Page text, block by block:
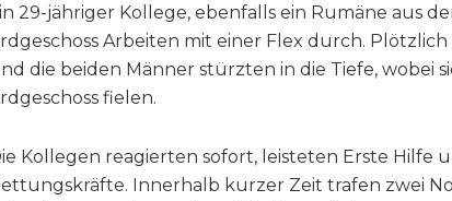
29-jähriger Kollege, ebenfalls ein Rumäne aus
Arbeiten mit einer Flex durch.
die beiden Männer stürzten in die Tiefe, wobei
fielen.
Kollegen reagierten sofort, leisteten Erste Hilfe
Innerhalb kurzer Zeit trafen zwei